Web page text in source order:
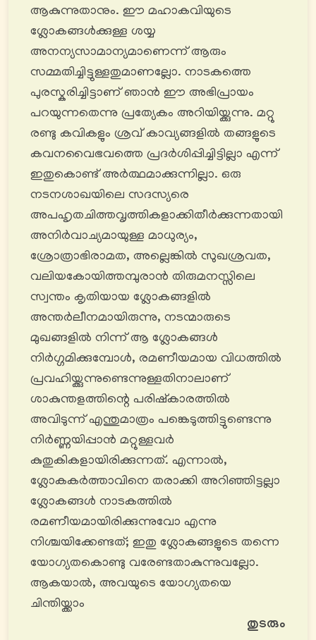
ആകുന്നുതാനും. ഈ മഹാകവിയുടെ
ശ്ലോകങ്ങൾക്കുള്ള ശയ്യ
അനന്യസാമാന്യമാണെന്ന് ആരും
സമ്മതിച്ചിട്ടുള്ളതുമാണല്ലോ. നാടകത്തെ
പുരസ്കരിച്ചിട്ടാണ് ഞാൻ ഈ അഭിപ്രായം
പറയുന്നതെന്നു പ്രത്യേകം അറിയിയ്ക്കുന്നു. മറ്റു
രണ്ടു കവികളും ശ്രവ് കാവ്യങ്ങളിൽ തങ്ങളുടെ
കവനവൈഭവത്തെ പ്രദർശിപ്പിച്ചിട്ടില്ലാ എന്ന്
ഇതുകൊണ്ട് അർത്ഥമാക്കുന്നില്ലാ. ഒരു
നടനശാഖയിലെ സദസ്യരെ
അപഹൃതചിത്തവൃത്തികളാക്കിതീർക്കുന്നതായി
അനിര്‍വാച്യമായുള്ള മാധുര്യം,
ശ്രോത്രാഭിരാമത, അല്ലെങ്കിൽ സുഖശ്രവത,
വലിയകോയിത്തമ്പുരാൻ തിരുമനസ്സിലെ
സ്വന്തം കൃതിയായ ശ്ലോകങ്ങളിൽ
അന്തർലീനമായിരുന്നു, നടന്മാരുടെ
മുഖങ്ങളിൽ നിന്ന് ആ ശ്ലോകങ്ങൾ
നിർഗ്ഗമിക്കുമ്പോൾ, രമണീയമായ വിധത്തിൽ
പ്രവഹിയ്ക്കുന്നുണ്ടെന്നുള്ളതിനാലാണ്
ശാകുന്തളത്തിന്റെ പരിഷ്കാരത്തിൽ
അവിടുന്ന് എന്തുമാത്രം പങ്കെടുത്തിട്ടുണ്ടെന്നു
നിർണ്ണയിപ്പാൻ മറ്റുള്ളവർ
കുതുകികളായിരിക്കുന്നത്. എന്നാൽ,
ശ്ലോകകർത്താവിനെ തരാക്കി അറിഞ്ഞിട്ടല്ലാ
ശ്ലോകങ്ങൾ നാടകത്തിൽ
രമണീയമായിരിക്കുന്നുവോ എന്നു
നിശ്ചയിക്കേണ്ടത്; ഇതു ശ്ലോകങ്ങളുടെ തന്നെ
യോഗ്യതകൊണ്ടു വരേണ്ടതാകുന്നുവല്ലോ.
ആകയാൽ, അവയുടെ യോഗ്യതയെ
ചിന്തിയ്ക്കാം
തുടരും